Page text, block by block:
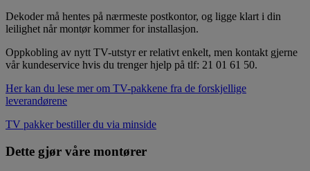
Dekoder må hentes på nærmeste postkontor, og ligge klart i din
leilighet når montør kommer for installasjon.
Oppkobling av nytt TV-utstyr er relativt enkelt, men kontakt gjerne
vår kundeservice hvis du trenger hjelp på tlf: 21 01 61 50.
Her kan du lese mer om TV-pakkene fra de forskjellige
leverandørene
TV pakker bestiller du via minside
Dette gjør våre montører